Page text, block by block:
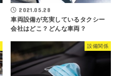
2021.05.28
車両設備が充実しているタクシー
会社はどこ？どんな車両？
設備関係